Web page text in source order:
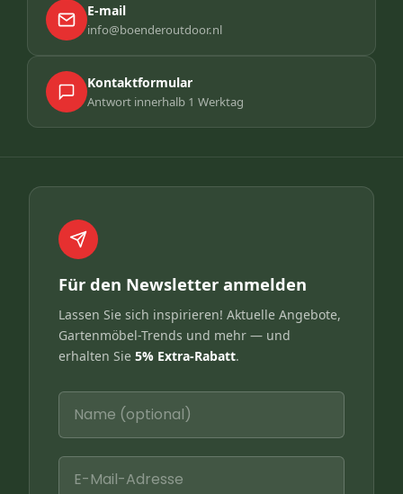
E-mail
info@boenderoutdoor.nl
Kontaktformular
Antwort innerhalb 1 Werktag
Für den Newsletter anmelden
Lassen Sie sich inspirieren! Aktuelle Angebote,
Gartenmöbel-Trends und mehr — und
erhalten Sie 5% Extra-Rabatt.